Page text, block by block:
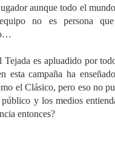
aunque todo el
no es persona
es apluadido por
esta campaña ha
el Clásico, pero eso no
y los medios
entonces?